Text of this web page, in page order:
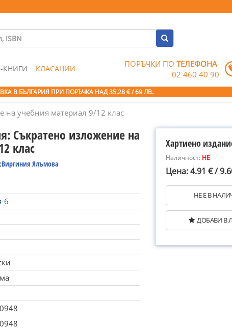
КНИГИ КЛАСАЦИИ ПОРЪЧКИ ПОТЕЛЕФОНА
02 460 40 90
В БЪЛГАРИЯ ПРИ ПОРЪЧКА НАД 35.28 € / 69 ЛВ.
на учебния материал 9/12 клас
Съкратено изложение на
клас
Ялъмова
6
Хартиено
Наличност: НЕ
Цена: 4.91 € /
НЕ Е В
ДОБАВИ